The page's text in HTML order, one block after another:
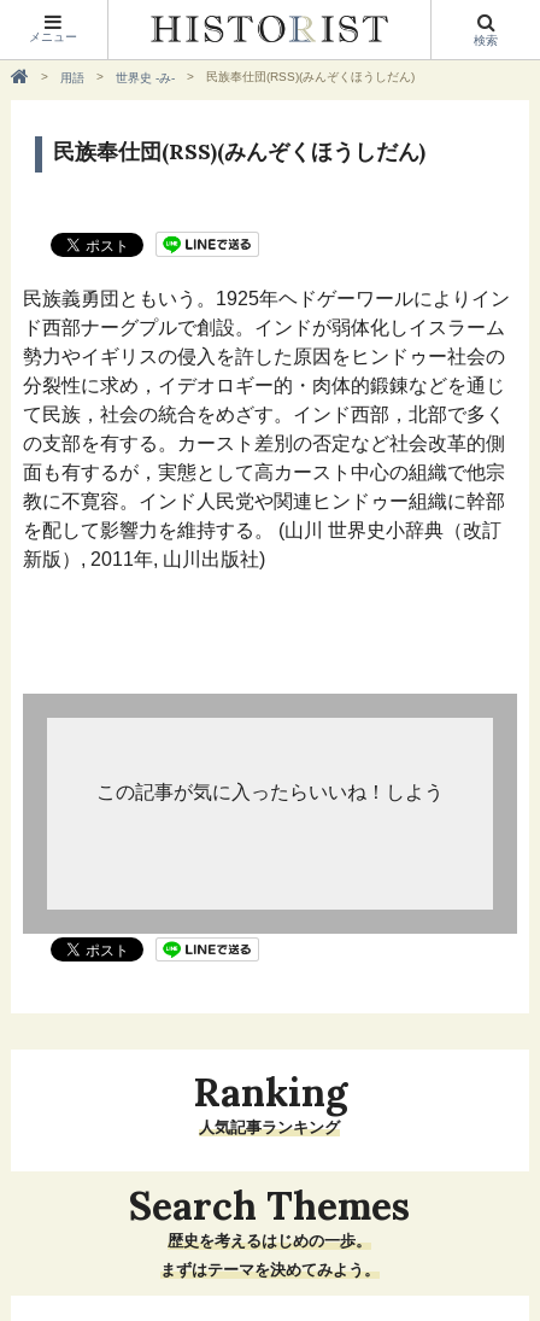
メニュー 検索
用語 世界史 -み- 民族奉仕団(RSS)(みんぞくほうしだん)
民族奉仕団(RSS)(みんぞくほうしだん)
民族義勇団ともいう。1925年ヘドゲーワールによりイン
ド西部ナーグプルで創設。インドが弱体化しイスラーム
勢力やイギリスの侵入を許した原因をヒンドゥー社会の
分裂性に求め，イデオロギー的・肉体的鍛錬などを通じ
て民族，社会の統合をめざす。インド西部，北部で多く
の支部を有する。カースト差別の否定など社会改革的側
面も有するが，実態として高カースト中心の組織で他宗
教に不寛容。インド人民党や関連ヒンドゥー組織に幹部
を配して影響力を維持する。 (山川 世界史小辞典（改訂
新版）, 2011年, 山川出版社)
この記事が気に入ったらいいね！しよう
Ranking
人気記事ランキング
Search Themes
歴史を考えるはじめの一歩。
まずはテーマを決めてみよう。